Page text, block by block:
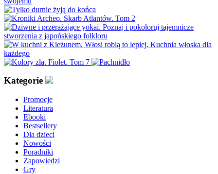
Kategorie
Promocje
Literatura
Ebooki
Bestsellery
Dla dzieci
Nowości
Poradniki
Zapowiedzi
Gry